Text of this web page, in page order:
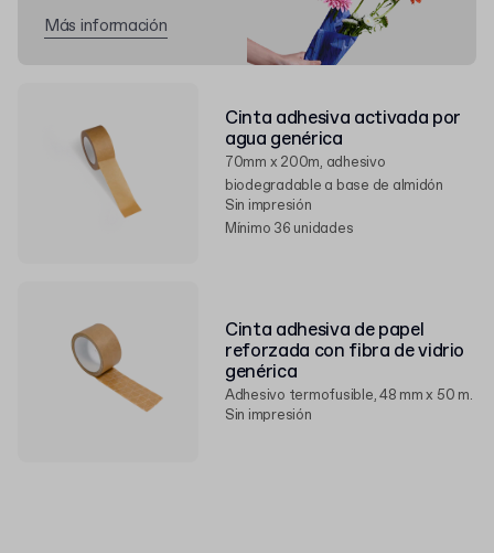
Cinta adhesiva activada por
agua genérica
70mm x 200m, adhesivo
biodegradable a base de almidón
Sin impresión
Mínimo 36 unidades
Cinta adhesiva de papel
reforzada con fibra de vidrio
genérica
Adhesivo termofusible, 48 mm x 50 m.
Sin impresión
Más información